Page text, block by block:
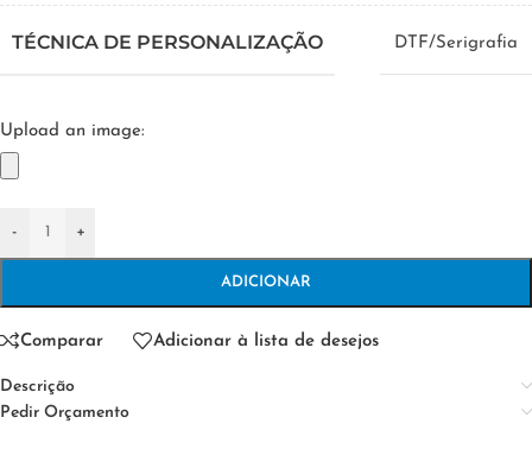
TÉCNICA DE PERSONALIZAÇÃO DTF/Serigrafia
Upload an image:
- +
ADICIONAR
Comparar Adicionar à lista de desejos
Descrição
Pedir Orçamento